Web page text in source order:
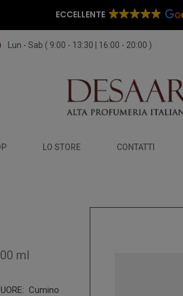
ECCELLENTE
Lun - Sab ( 9:00 - 13:30 | 16:00 - 20:00 )
LO STORE CONTATTI
ml
Cumino